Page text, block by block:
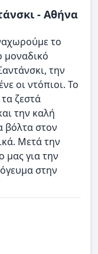
- Αθήνα
το
μοναδικό
την
οι ντόπιοι. Το
ζεστά
την καλή
βόλτα στον
Μετά την
μας για την
στην